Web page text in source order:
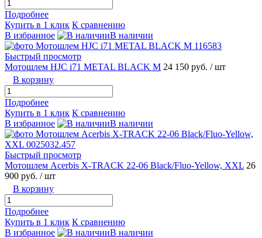
Подробнее
Купить в 1 клик К сравнению
В избранное
В наличии
Быстрый просмотр
Мотошлем HJC i71 METAL BLACK M 24 150 руб. / шт
В корзину
Подробнее
Купить в 1 клик К сравнению
В избранное
В наличии
Быстрый просмотр
Мотошлем Acerbis X-TRACK 22-06 Black/Fluo-Yellow, XXL 26
900 руб. / шт
В корзину
Подробнее
Купить в 1 клик К сравнению
В избранное
В наличии